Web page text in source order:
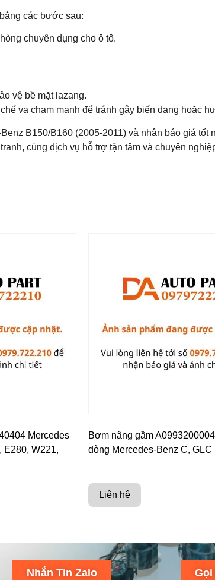
các bước sau:
chuyên dụng cho ô tô.
vệ bề mặt lazang.
va chạm mạnh để tránh gây biến dạng hoặc
B150/B160 (2005-2011) và nhận báo giá
cùng dịch vụ hỗ trợ tận tâm và chuyên
Mercedes
E280, W221,
Bơm nâng gầm
dòng Mercedes-Benz C, GLC
Liên hệ
Nhắn Tin Zalo Gọi